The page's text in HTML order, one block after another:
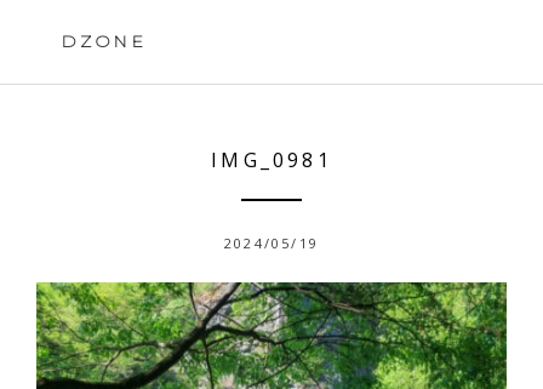
DZONE
IMG_0981
2024/05/19